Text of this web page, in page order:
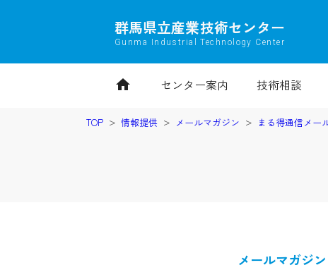
群馬県立産業技術センター
Gunma Industrial Technology Center
home センター案内 技術相談
TOP 情報提供 メールマガジン まる得通信メー
メールマガジ